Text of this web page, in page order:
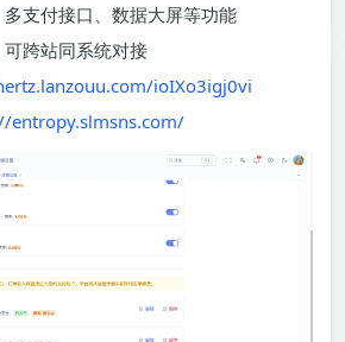
支付接口、数据大屏等功能
跨站同系统对接
ioIXo3igj0vi
entropy.slmsns.com/